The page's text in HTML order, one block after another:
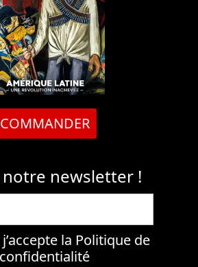
COMMANDER
notre newsletter !
la Politique de
confidentialité